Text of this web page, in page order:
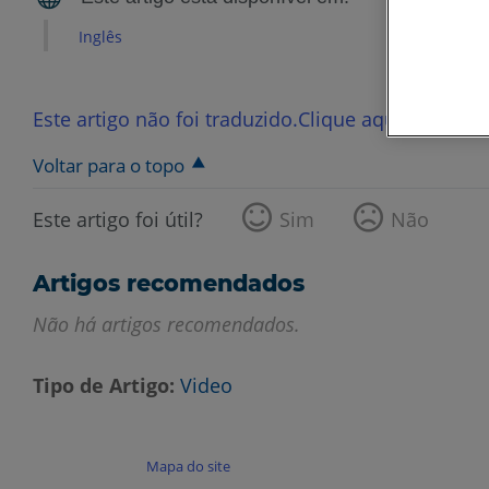
Inglês
Este artigo não foi traduzido.Clique aqui para
Voltar para o topo
Este artigo foi útil? Sim Não
Artigos recomendados
Não há artigos recomendados.
Tipo de Artigo Video
Mapa do site